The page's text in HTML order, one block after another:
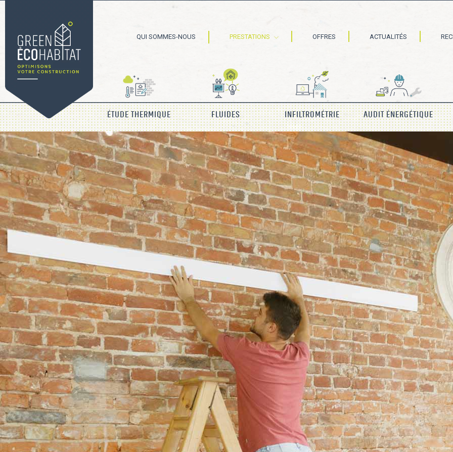
QUI SOMMES-NOUS PRESTATIONS OFFRES ACTUALITÉS
ÉTUDE THERMIQUE FLUIDES INFILTROMÉTRIE AUDIT ÉNERGÉTIQUE